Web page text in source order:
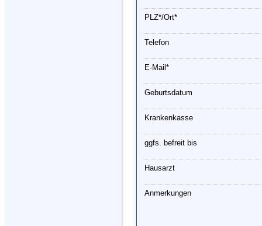
PLZ*/Ort*
Telefon
E-Mail*
Geburtsdatum
Krankenkasse
ggfs. befreit bis
Hausarzt
Anmerkungen